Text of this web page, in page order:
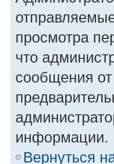
просмотра
что
сообщения
информации.
Вернуться